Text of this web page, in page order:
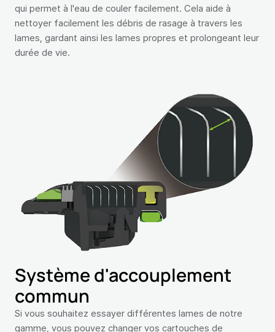
qui permet à l'eau de couler facilement. Cela aide à
nettoyer facilement les débris de rasage à travers les
lames, gardant ainsi les lames propres et prolongeant leur
durée de vie.
Système d'accouplement
commun
Si vous souhaitez essayer différentes lames de notre
gamme, vous pouvez changer vos cartouches de